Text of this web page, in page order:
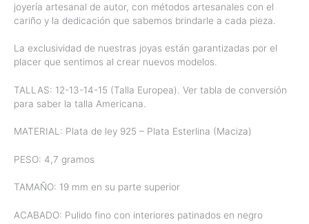
joyería artesanal de autor, con métodos artesanales con el
cariño y la dedicación que sabemos brindarle a cada pieza.
La exclusividad de nuestras joyas están garantizadas por el
placer que sentimos al crear nuevos modelos.
TALLAS: 12-13-14-15 (Talla Europea). Ver tabla de conversión
para saber la talla Americana.
MATERIAL: Plata de ley 925 – Plata Esterlina (Maciza)
PESO: 4,7 gramos
TAMAÑO: 19 mm en su parte superior
ACABADO: Pulido fino con interiores patinados en negro